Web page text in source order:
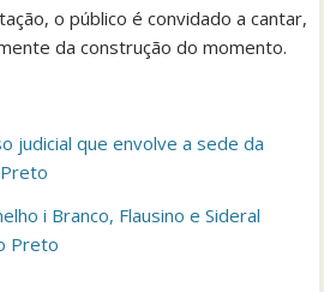
o público é convidado a cantar,
da construção do momento.
judicial que envolve a sede da
i Branco, Flausino e Sideral
Preto